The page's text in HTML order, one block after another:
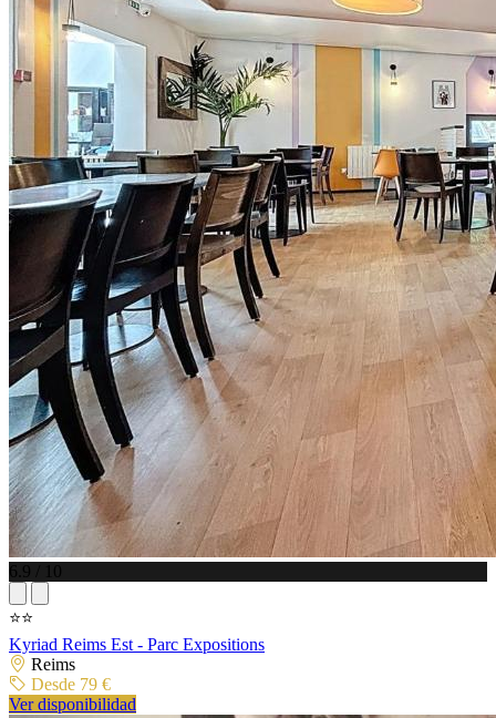
6.9 / 10
⭐⭐
Kyriad Reims Est - Parc Expositions
Reims
Desde 79 €
Ver disponibilidad